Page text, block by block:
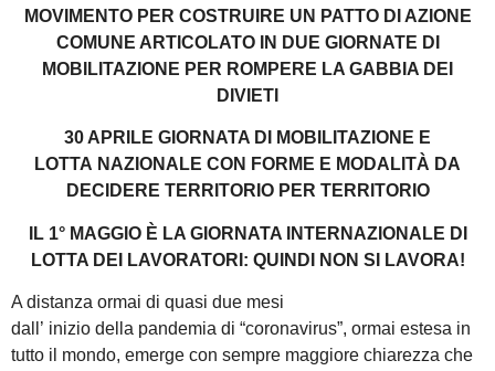
MOVIMENTO PER COSTRUIRE UN PATTO DI AZIONE
COMUNE ARTICOLATO IN DUE GIORNATE DI
MOBILITAZIONE PER ROMPERE LA GABBIA DEI
DIVIETI
30 APRILE GIORNATA DI MOBILITAZIONE E
LOTTA NAZIONALE CON FORME E MODALITÀ DA
DECIDERE TERRITORIO PER TERRITORIO
IL 1° MAGGIO È LA GIORNATA INTERNAZIONALE DI
LOTTA DEI LAVORATORI: QUINDI NON SI LAVORA!
A distanza ormai di quasi due mesi
dall’ inizio della pandemia di “coronavirus”, ormai estesa in
tutto il mondo, emerge con sempre maggiore chiarezza che